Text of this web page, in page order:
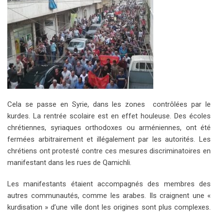
Cela se passe en Syrie, dans les zones contrôlées par le
kurdes. La rentrée scolaire est en effet houleuse. Des écoles
chrétiennes, syriaques orthodoxes ou arméniennes, ont été
fermées arbitrairement et illégalement par les autorités. Les
chrétiens ont protesté contre ces mesures discriminatoires en
manifestant dans les rues de Qamichli.
Les manifestants étaient accompagnés des membres des
autres communautés, comme les arabes. Ils craignent une «
kurdisation » d’une ville dont les origines sont plus complexes.